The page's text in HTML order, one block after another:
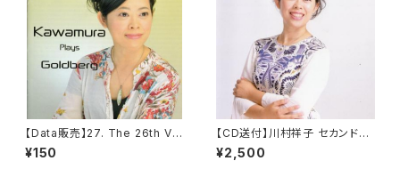
【Data販売】27. The 26th Var
iation from The Goldberg
Variationen, BWV 988
¥150
【CD送付】川村祥子 セカンド・
アルバム 「KAWAMURA Plays
Chopin Etudes」----------
¥2,500